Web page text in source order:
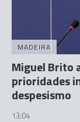
MADEIRA
Miguel Brito
prioridades
despesismo
13:04